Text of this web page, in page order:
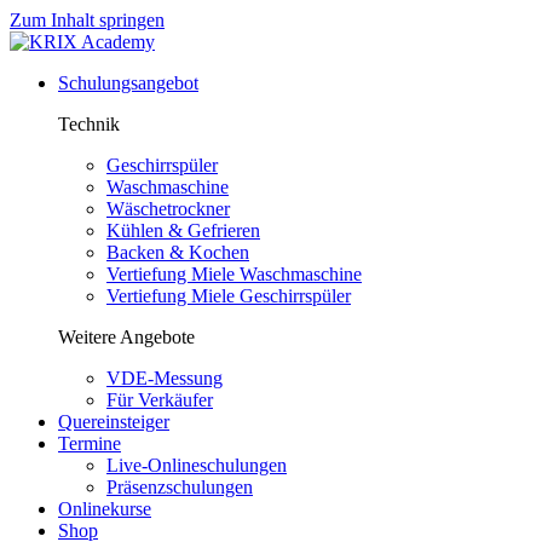
Zum Inhalt springen
Schulungsangebot
Technik
Geschirrspüler
Waschmaschine
Wäschetrockner
Kühlen & Gefrieren
Backen & Kochen
Vertiefung Miele Waschmaschine
Vertiefung Miele Geschirrspüler
Weitere Angebote
VDE-Messung
Für Verkäufer
Quereinsteiger
Termine
Live-Onlineschulungen
Präsenzschulungen
Onlinekurse
Shop